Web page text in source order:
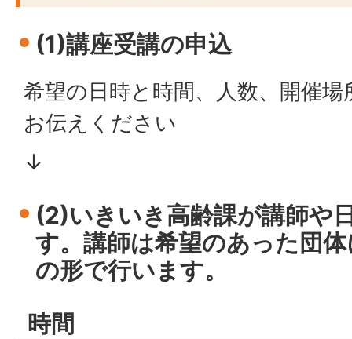
(1)講座受講の申込
希望の日時と時間、人数、開催
お伝えください
↓
(2)いきいき高齢課が講師や
す。講師は希望のあった団
の形で行います。
時間